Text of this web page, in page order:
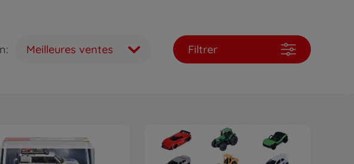
Meilleures ventes Filtrer